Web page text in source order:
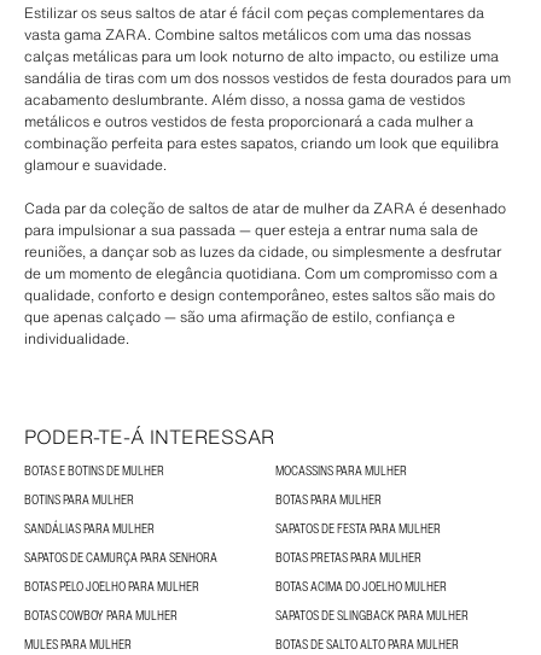
Estilizar os seus saltos de atar é fácil com peças complementares da
vasta gama ZARA. Combine saltos metálicos com uma das nossas
calças metálicas para um look noturno de alto impacto, ou estilize uma
sandália de tiras com um dos nossos vestidos de festa dourados para um
acabamento deslumbrante. Além disso, a nossa gama de vestidos
metálicos e outros vestidos de festa proporcionará a cada mulher a
combinação perfeita para estes sapatos, criando um look que equilibra
glamour e suavidade.
Cada par da coleção de saltos de atar de mulher da ZARA é desenhado
para impulsionar a sua passada — quer esteja a entrar numa sala de
reuniões, a dançar sob as luzes da cidade, ou simplesmente a desfrutar
de um momento de elegância quotidiana. Com um compromisso com a
qualidade, conforto e design contemporâneo, estes saltos são mais do
que apenas calçado — são uma afirmação de estilo, confiança e
individualidade.
PODER-TE-Á INTERESSAR
BOTAS E BOTINS DE MULHER
MOCASSINS PARA MULHER
BOTINS PARA MULHER
BOTAS PARA MULHER
SANDÁLIAS PARA MULHER
SAPATOS DE FESTA PARA MULHER
SAPATOS DE CAMURÇA PARA SENHORA
BOTAS PRETAS PARA MULHER
BOTAS PELO JOELHO PARA MULHER
BOTAS ACIMA DO JOELHO MULHER
BOTAS COWBOY PARA MULHER
SAPATOS DE SLINGBACK PARA MULHER
MULES PARA MULHER
BOTAS DE SALTO ALTO PARA MULHER